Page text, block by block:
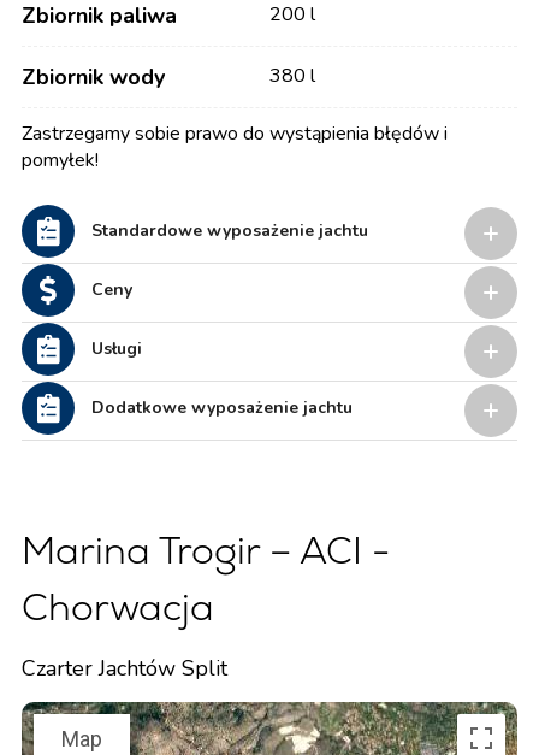
Zbiornik paliwa 200 l
Zbiornik wody 380 l
Zastrzegamy sobie prawo do wystąpienia błędów i
pomyłek!
Standardowe wyposażenie jachtu
Ceny
Usługi
Dodatkowe wyposażenie jachtu
Marina Trogir – ACI -
Chorwacja
Czarter Jachtów Split
Map